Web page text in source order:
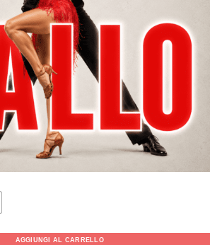
AGGIUNGI AL CARRELLO